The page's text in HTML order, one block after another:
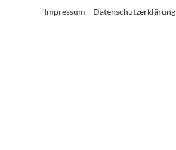
Impressum Datenschutzerklärung